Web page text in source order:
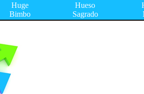
Huge
Bimbo
Hueso
Sagrado